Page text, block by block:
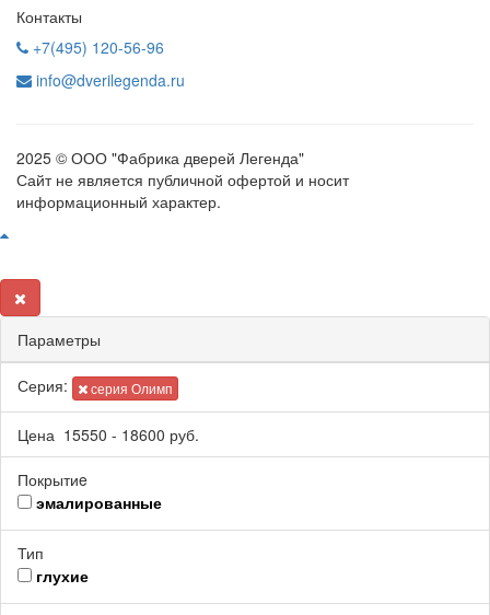
Контакты
+7(495) 120-56-96
info@dverilegenda.ru
2025 © ООО "Фабрика дверей Легенда"
Сайт не является публичной офертой и носит
информационный характер.
Параметры
Серия: серия Олимп
Цена 15550 - 18600 руб.
Покрытиe
эмалированные
Тип
глухие